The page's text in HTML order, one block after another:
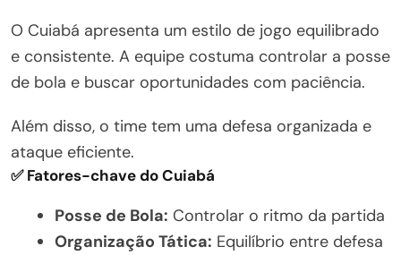
O Cuiabá apresenta um estilo de jogo equilibrado
e consistente. A equipe costuma controlar a posse
de bola e buscar oportunidades com paciência.
Além disso, o time tem uma defesa organizada e
ataque eficiente.
✅ Fatores-chave do Cuiabá
Posse de Bola: Controlar o ritmo da partida
Organização Tática: Equilíbrio entre defesa